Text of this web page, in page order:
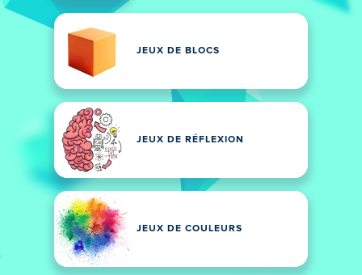
JEUX DE BLOCS
JEUX DE RÉFLEXION
JEUX DE COULEURS